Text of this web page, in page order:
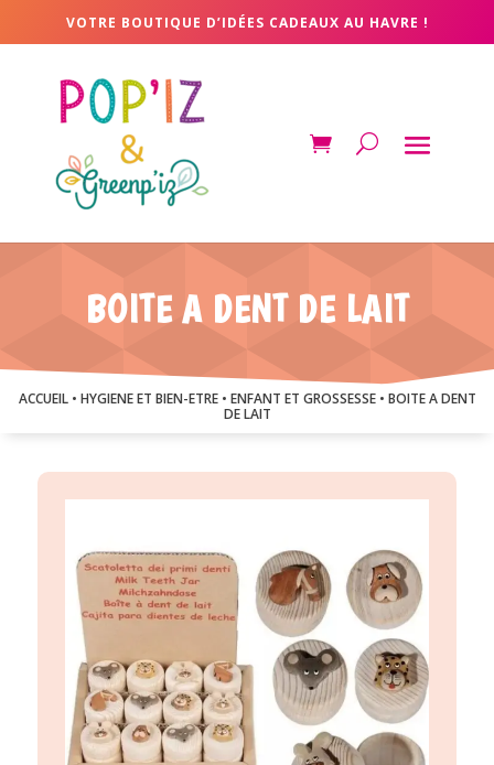
VOTRE BOUTIQUE D’IDÉES CADEAUX AU HAVRE !
BOITE A DENT DE LAIT
ACCUEIL• HYGIENE ET BIEN-ETRE• ENFANT ET GROSSESSE• BOITE A DENT
DE LAIT